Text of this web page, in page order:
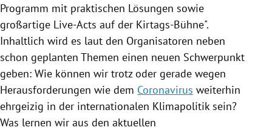
Programm mit praktischen Lösungen sowie
großartige Live-Acts auf der Kirtags-Bühne".
Inhaltlich wird es laut den Organisatoren neben
schon geplanten Themen einen neuen Schwerpunkt
geben: Wie können wir trotz oder gerade wegen
Herausforderungen wie dem Coronavirus weiterhin
ehrgeizig in der internationalen Klimapolitik sein?
Was lernen wir aus den aktuellen